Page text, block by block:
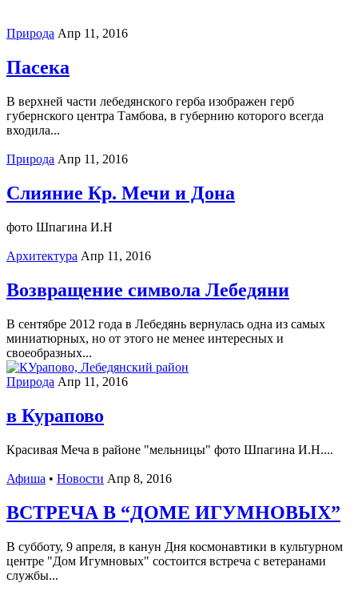
Природа Апр 11, 2016
Пасека
В верхней части лебедянского герба изображен герб
губернского центра Тамбова, в губернию которого всегда
входила...
Природа Апр 11, 2016
Слияние Кр. Мечи и Дона
фото Шпагина И.Н
Архитектура Апр 11, 2016
Возвращение символа Лебедяни
В сентябре 2012 года в Лебедянь вернулась одна из самых
миниатюрных, но от этого не менее интересных и
своеобразных...
Природа Апр 11, 2016
в Курапово
Красивая Меча в районе "мельницы" фото Шпагина И.Н....
Афиша • Новости Апр 8, 2016
ВСТРЕЧА В “ДОМЕ ИГУМНОВЫХ”
В субботу, 9 апреля, в канун Дня космонавтики в культурном
центре "Дом Игумновых" состоится встреча с ветеранами
службы...